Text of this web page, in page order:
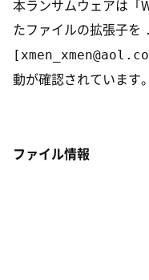
本ランサムウェアは「
たファイルの拡張子を .
動が確認されています。
ファイル情報